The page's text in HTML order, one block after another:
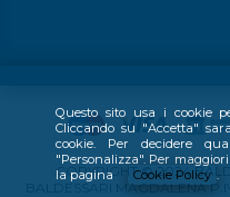
Questo sito usa i cookie
Cliccando su "Accetta"
cookie. Per decidere
"Personalizza". Per
la pagina
Cookie Policy .
COPYRIGHT © 2024
BALDESSARI MAGDALENA